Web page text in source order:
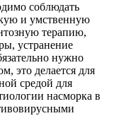
соблюдать
и умственную
терапию,
устранение
нужно
это делается для
средой для
насморка в